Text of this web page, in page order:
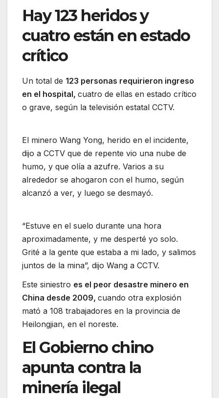
Hay 123 heridos y
cuatro están en estado
crítico
Un total de 123 personas requirieron ingreso
en el hospital, cuatro de ellas en estado crítico
o grave, según la televisión estatal CCTV.
El minero Wang Yong, herido en el incidente,
dijo a CCTV que de repente vio una nube de
humo, y que olía a azufre. Varios a su
alrededor se ahogaron con el humo, según
alcanzó a ver, y luego se desmayó.
“Estuve en el suelo durante una hora
aproximadamente, y me desperté yo solo.
Grité a la gente que estaba a mi lado, y salimos
juntos de la mina”, dijo Wang a CCTV.
Este siniestro es el peor desastre minero en
China desde 2009, cuando otra explosión
mató a 108 trabajadores en la provincia de
Heilongjian, en el noreste.
El Gobierno chino
apunta contra la
minería ilegal